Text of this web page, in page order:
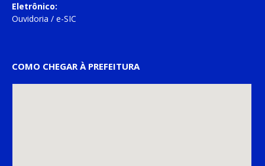
Eletrônico:
Ouvidoria / e-SIC
COMO CHEGAR À PREFEITURA